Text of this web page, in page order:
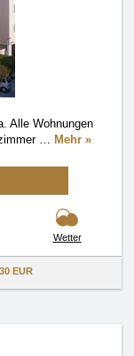
Alle Wohnungen
… Mehr »
Wetter
30 EUR